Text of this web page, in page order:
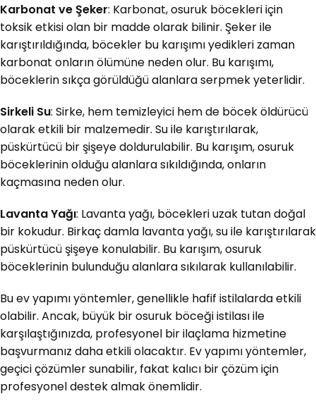
Karbonat ve Şeker: Karbonat, osuruk böcekleri için
toksik etkisi olan bir madde olarak bilinir. Şeker ile
karıştırıldığında, böcekler bu karışımı yedikleri zaman
karbonat onların ölümüne neden olur. Bu karışımı,
böceklerin sıkça görüldüğü alanlara serpmek yeterlidir.
Sirkeli Su: Sirke, hem temizleyici hem de böcek öldürücü
olarak etkili bir malzemedir. Su ile karıştırılarak,
püskürtücü bir şişeye doldurulabilir. Bu karışım, osuruk
böceklerinin olduğu alanlara sıkıldığında, onların
kaçmasına neden olur.
Lavanta Yağı: Lavanta yağı, böcekleri uzak tutan doğal
bir kokudur. Birkaç damla lavanta yağı, su ile karıştırılarak
püskürtücü şişeye konulabilir. Bu karışım, osuruk
böceklerinin bulunduğu alanlara sıkılarak kullanılabilir.
Bu ev yapımı yöntemler, genellikle hafif istilalarda etkili
olabilir. Ancak, büyük bir osuruk böceği istilası ile
karşılaştığınızda, profesyonel bir ilaçlama hizmetine
başvurmanız daha etkili olacaktır. Ev yapımı yöntemler,
geçici çözümler sunabilir, fakat kalıcı bir çözüm için
profesyonel destek almak önemlidir.